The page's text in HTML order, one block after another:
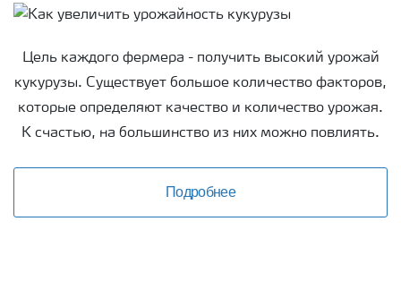
Хранение удобрений и их безопасность
Цель каждого фермера - получить высокий урожай
кукурузы. Существует большое количество факторов,
которые определяют качество и количество урожая.
К счастью, на большинство из них можно повлиять.
Подробнее